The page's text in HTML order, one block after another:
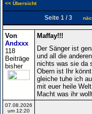
<< Übersicht
Seite 1 / 3
Von
Andxxx
118
Beiträge
bisher
Maffay!!!
Der Sänger ist
und all die
nichts was sie da
Obern ist Ihr
gleiche tuhe ich
mit euer heile
Macht was ihr
07.08.2026
um 12:20